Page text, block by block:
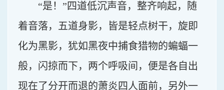
“是！”四道低沉声音，整齐响起，随
着音落，五道身影，皆是轻点树干，旋即
化为黑影，犹如黑夜中捕食猎物的蝙蝠一
般，闪掠而下，两个呼吸间，便是各自出
现在了分开而退的萧炎四人面前，另外一